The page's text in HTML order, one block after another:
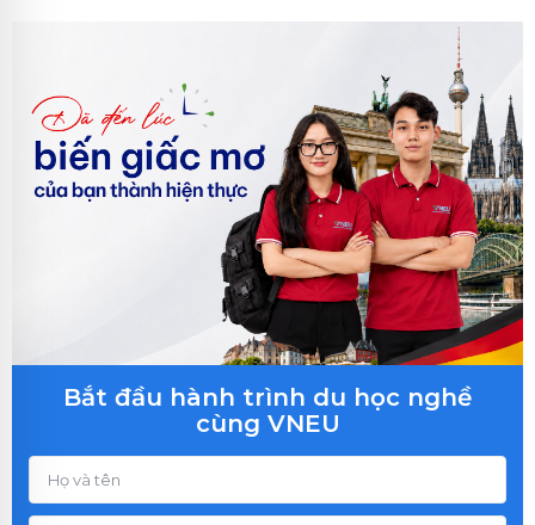
Bắt đầu hành trình du học nghề
cùng VNEU